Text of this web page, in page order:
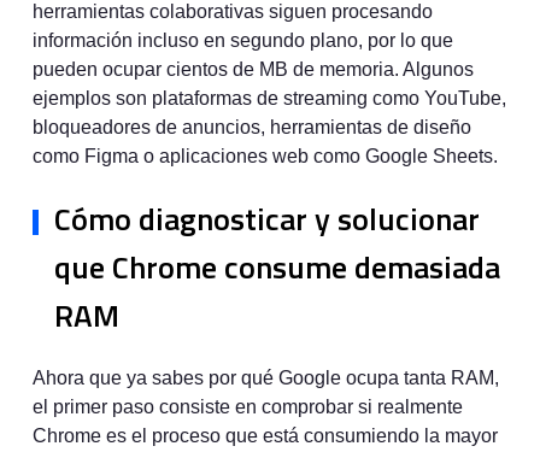
herramientas colaborativas siguen procesando
información incluso en segundo plano, por lo que
pueden ocupar cientos de MB de memoria. Algunos
ejemplos son plataformas de streaming como YouTube,
bloqueadores de anuncios, herramientas de diseño
como Figma o aplicaciones web como Google Sheets.
Cómo diagnosticar y solucionar
que Chrome consume demasiada
RAM
Ahora que ya sabes por qué Google ocupa tanta RAM,
el primer paso consiste en comprobar si realmente
Chrome es el proceso que está consumiendo la mayor